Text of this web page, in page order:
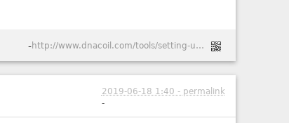
- http://www.dnacoil.com/tools/setting-up-syncthing-for-raspberry-pi/
2019-06-18 1:40 - permalink
-